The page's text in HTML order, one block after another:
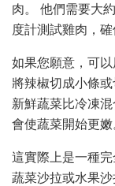
肉。 他們需要大
度計測試雞肉，確
如果您願意，可
將辣椒切成小條
新鮮蔬菜比冷凍
會使蔬菜開始更嫩
這實際上是一種
蔬菜沙拉或水果沙